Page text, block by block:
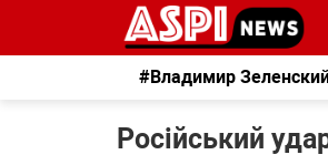
#Владимир
Російський